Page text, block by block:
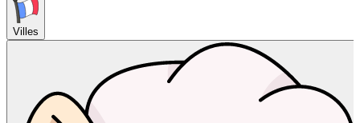
Villes